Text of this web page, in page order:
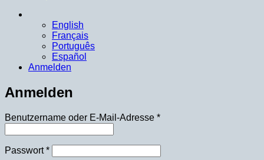
English
Français
Português
Español
Anmelden
Anmelden
Benutzername oder E-Mail-Adresse *Erforderlich
Passwort*Erforderlich